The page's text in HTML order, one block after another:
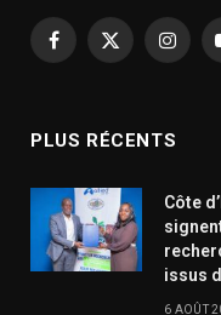
Facebook
X
PLUS RÉCENTS
Côte
issus
6 AOÛT